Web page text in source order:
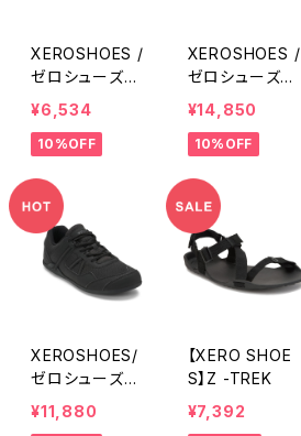
XEROSHOES /
ゼロシューズ
ジェネシス
¥6,534
10%OFF
XEROSHOES /
ゼロシューズ
メサトレイル2
¥14,850
10%OFF
XEROSHOES/
ゼロシューズ
プリオ
¥11,880
【XERO SHOE
S】Z -TREK
¥7,392